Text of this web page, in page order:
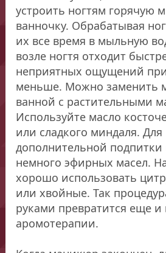
устроить ногтям горячую
ванночку. Обрабатывая
их все время в мыльную
возле ногтя отходит
неприятных ощущений
меньше. Можно заменить
ванной с растительными
Используйте масло
или сладкого миндаля. Для
дополнительной подпитки
немного эфирных масел.
хорошо использовать
или хвойные. Так
руками превратится еще и
аромотерапии.